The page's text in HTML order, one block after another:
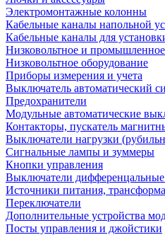
Электромонтажные колонны
Кабельные каналы напольной
Кабельные каналы для
Низковольтное и промышленное
Низковольтное оборудование
Приборы измерения и учета
Выключатель автоматический
Предохранители
Модульные автоматические
Контакторы, пускатель
Выключатели нагрузки
Сигнальные лампы и зуммеры
Кнопки управления
Выключатели
Источники питания,
Переключатели
Дополнительные устройства
Посты управления и джойстики